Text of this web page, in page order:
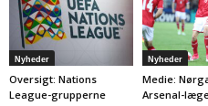
Nyheder
Oversigt: Nations
League-grupperne
Nyheder
Medie:
Arsenal-